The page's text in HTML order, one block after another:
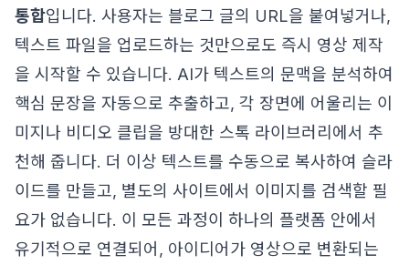
통합입니다. 사용자는 블로그 글의 URL을 붙여넣거나,
텍스트 파일을 업로드하는 것만으로도 즉시 영상 제작
을 시작할 수 있습니다. AI가 텍스트의 문맥을 분석하여
핵심 문장을 자동으로 추출하고, 각 장면에 어울리는 이
미지나 비디오 클립을 방대한 스톡 라이브러리에서 추
천해 줍니다. 더 이상 텍스트를 수동으로 복사하여 슬라
이드를 만들고, 별도의 사이트에서 이미지를 검색할 필
요가 없습니다. 이 모든 과정이 하나의 플랫폼 안에서
유기적으로 연결되어, 아이디어가 영상으로 변환되는